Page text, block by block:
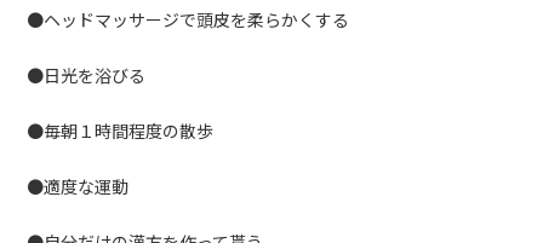
●ヘッドマッサージで頭皮を柔らかくする
●日光を浴びる
●毎朝１時間程度の散歩
●適度な運動